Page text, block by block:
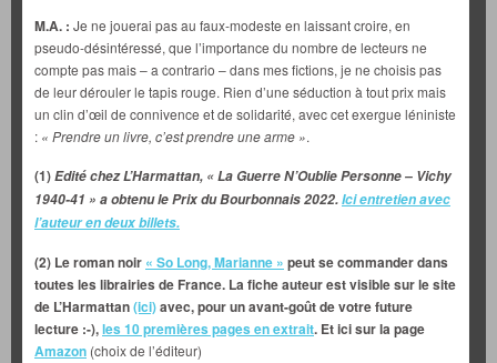
M.A. : Je ne jouerai pas au faux-modeste en laissant croire, en
pseudo-désintéressé, que l’importance du nombre de lecteurs ne
compte pas mais – a contrario – dans mes fictions, je ne choisis pas
de leur dérouler le tapis rouge. Rien d’une séduction à tout prix mais
un clin d’œil de connivence et de solidarité, avec cet exergue léniniste
: « Prendre un livre, c’est prendre une arme ».
(1)Edité chez L’Harmattan, « La Guerre N’Oublie Personne – Vichy
1940-41 » a obtenu le Prix du Bourbonnais 2022.Ici entretien avec
l’auteur en deux billets.
(2) Le roman noir « So Long, Marianne » peut se commander dans
toutes les librairies de France. La fiche auteur est visible sur le site
de L’Harmattan(ici)avec, pour un avant-goût de votre future
lecture :-),les 10 premières pages en extrait. Et ici sur la page
Amazon (choix de l’éditeur)